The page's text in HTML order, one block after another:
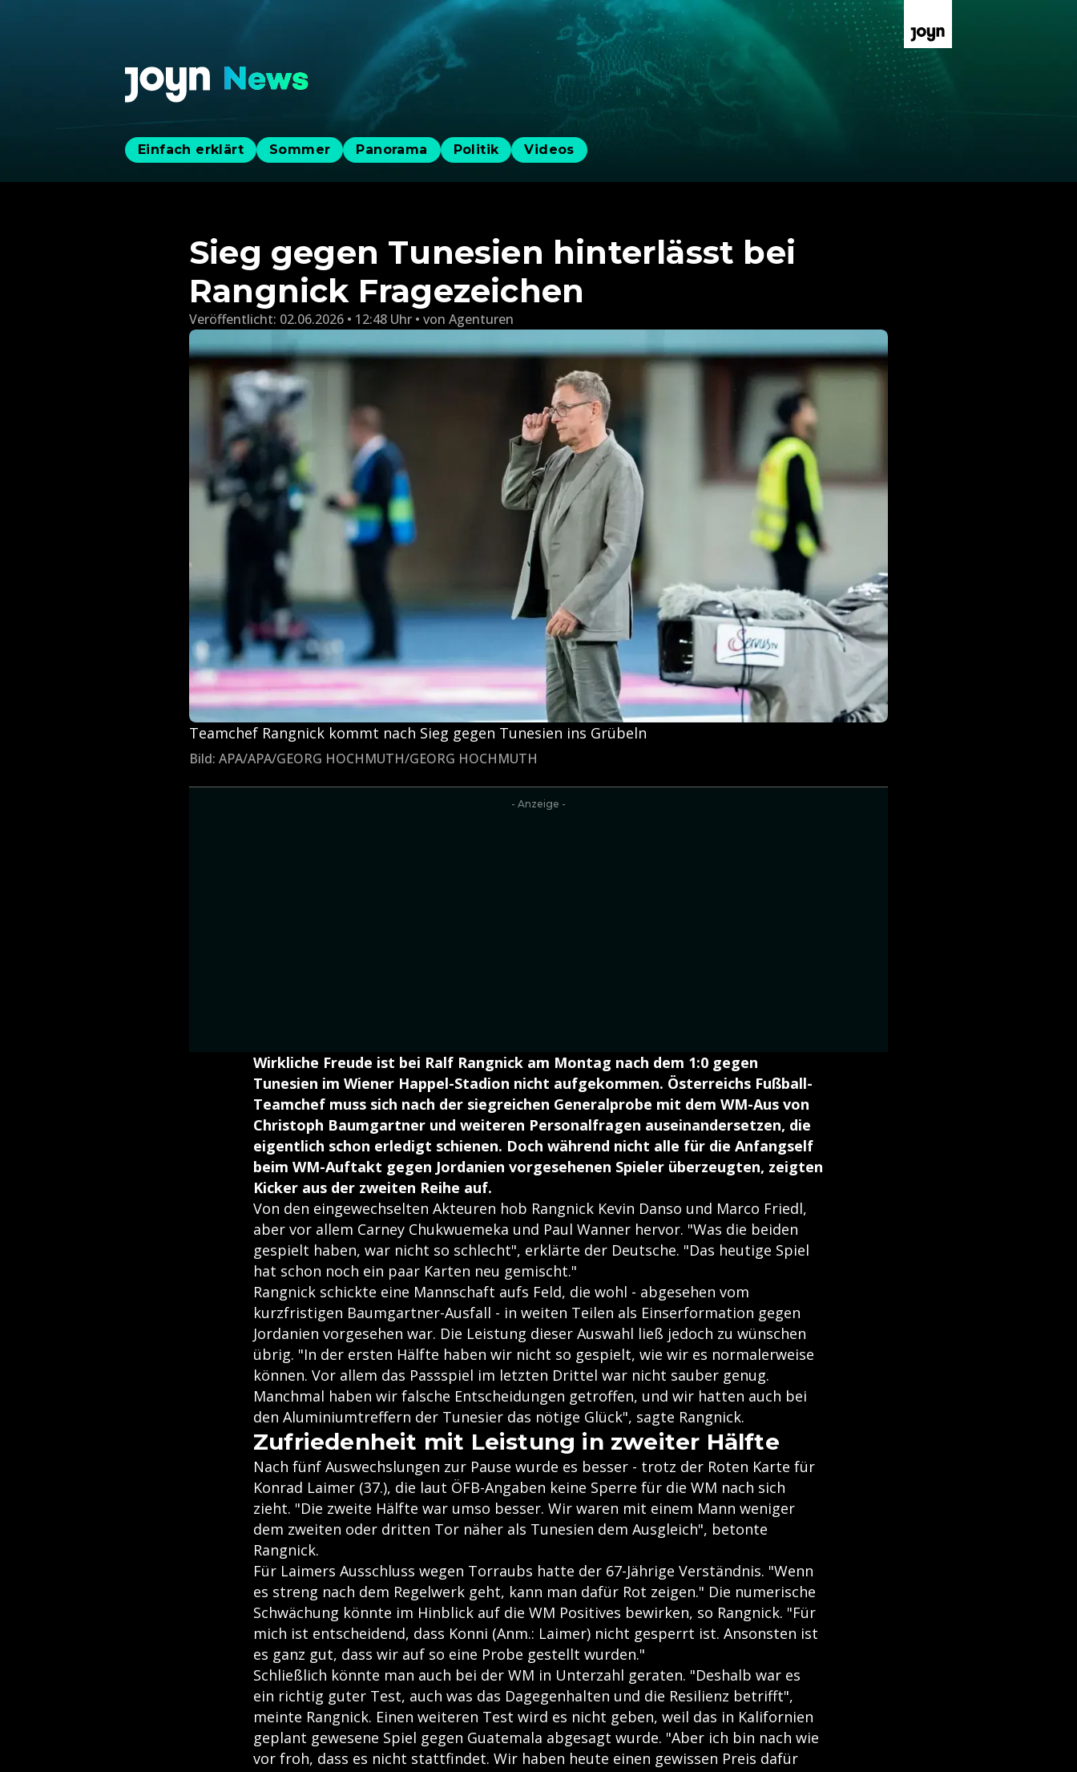
Einfach erklärt Sommer Panorama Politik Videos
Sieg gegen Tunesien hinterlässt bei
Rangnick Fragezeichen
Veröffentlicht: 02.06.2026 • 12:48 Uhr von Agenturen
Teamchef Rangnick kommt nach Sieg gegen Tunesien ins Grübeln
Bild: APA/APA/GEORG HOCHMUTH/GEORG HOCHMUTH
- Anzeige -
Wirkliche Freude ist bei Ralf Rangnick am Montag nach dem 1:0 gegen
Tunesien im Wiener Happel-Stadion nicht aufgekommen. Österreichs Fußball-
Teamchef muss sich nach der siegreichen Generalprobe mit dem WM-Aus von
Christoph Baumgartner und weiteren Personalfragen auseinandersetzen, die
eigentlich schon erledigt schienen. Doch während nicht alle für die Anfangself
beim WM-Auftakt gegen Jordanien vorgesehenen Spieler überzeugten, zeigten
Kicker aus der zweiten Reihe auf.
Von den eingewechselten Akteuren hob Rangnick Kevin Danso und Marco Friedl,
aber vor allem Carney Chukwuemeka und Paul Wanner hervor. "Was die beiden
gespielt haben, war nicht so schlecht", erklärte der Deutsche. "Das heutige Spiel
hat schon noch ein paar Karten neu gemischt."
Rangnick schickte eine Mannschaft aufs Feld, die wohl - abgesehen vom
kurzfristigen Baumgartner-Ausfall - in weiten Teilen als Einserformation gegen
Jordanien vorgesehen war. Die Leistung dieser Auswahl ließ jedoch zu wünschen
übrig. "In der ersten Hälfte haben wir nicht so gespielt, wie wir es normalerweise
können. Vor allem das Passspiel im letzten Drittel war nicht sauber genug.
Manchmal haben wir falsche Entscheidungen getroffen, und wir hatten auch bei
den Aluminiumtreffern der Tunesier das nötige Glück", sagte Rangnick.
Zufriedenheit mit Leistung in zweiter Hälfte
Nach fünf Auswechslungen zur Pause wurde es besser - trotz der Roten Karte für
Konrad Laimer (37.), die laut ÖFB-Angaben keine Sperre für die WM nach sich
zieht. "Die zweite Hälfte war umso besser. Wir waren mit einem Mann weniger
dem zweiten oder dritten Tor näher als Tunesien dem Ausgleich", betonte
Rangnick.
Für Laimers Ausschluss wegen Torraubs hatte der 67-Jährige Verständnis. "Wenn
es streng nach dem Regelwerk geht, kann man dafür Rot zeigen." Die numerische
Schwächung könnte im Hinblick auf die WM Positives bewirken, so Rangnick. "Für
mich ist entscheidend, dass Konni (Anm.: Laimer) nicht gesperrt ist. Ansonsten ist
es ganz gut, dass wir auf so eine Probe gestellt wurden."
Schließlich könnte man auch bei der WM in Unterzahl geraten. "Deshalb war es
ein richtig guter Test, auch was das Dagegenhalten und die Resilienz betrifft",
meinte Rangnick. Einen weiteren Test wird es nicht geben, weil das in Kalifornien
geplant gewesene Spiel gegen Guatemala abgesagt wurde. "Aber ich bin nach wie
vor froh, dass es nicht stattfindet. Wir haben heute einen gewissen Preis dafür